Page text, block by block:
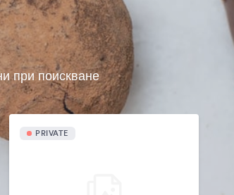
при поискване
PRIVATE